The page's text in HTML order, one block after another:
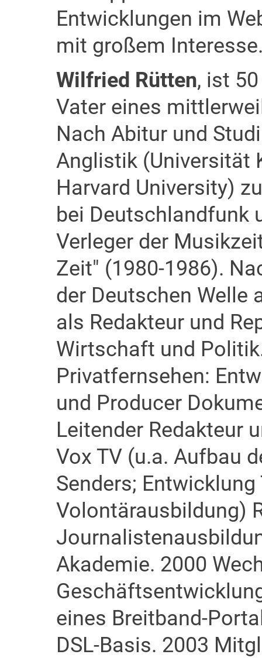
Entwicklungen im
mit großem
Wilfried Rütten, ist
Vater eines
Nach Abitur und
Anglistik (Universität
Harvard University)
bei Deutschlandfunk
Verleger der
Zeit" (1980-1986).
der Deutschen Welle
als Redakteur und
Wirtschaft und
Privatfernsehen:
und Producer
Leitender Redakteur
Vox TV (u.a. Aufbau
Senders;
Volontärausbildung)
Akademie. 2000
eines Breitband-
DSL-Basis. 2003